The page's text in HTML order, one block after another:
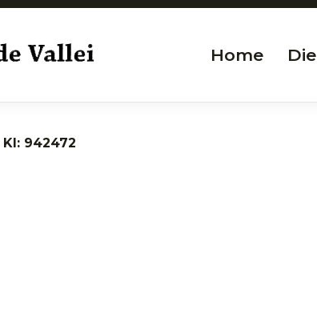
Home
942472